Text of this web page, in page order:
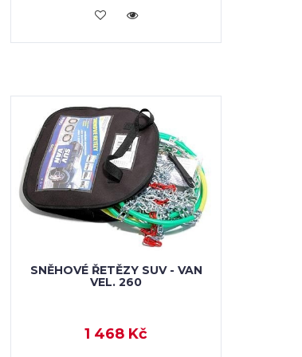
VLOŽIT DO KOŠÍKU
SNĚHOVÉ ŘETĚZY SUV - VAN
VEL. 260
1 468 Kč